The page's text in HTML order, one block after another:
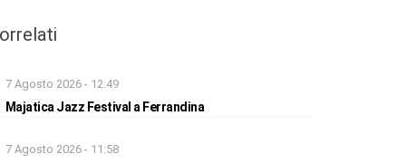
7 Agosto 2026 - 12:49
Majatica Jazz Festival a Ferrandina
7 Agosto 2026 - 11:58